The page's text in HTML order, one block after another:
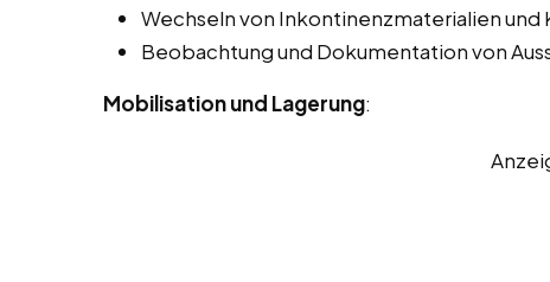
Wechseln von Inkontinenzmaterialien und
Beobachtung und Dokumentation von
Mobilisation und Lagerung: